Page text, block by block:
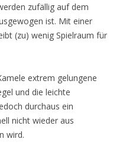
zufällig auf dem
ist. Mit einer
(zu) wenig Spielraum für
extrem gelungene
und die leichte
durchaus ein
nicht wieder aus
wird.